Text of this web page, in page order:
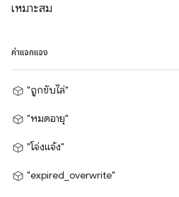
เหมาะสม
ค่าแจกแจง
"ถูกขับไล่"
"หมดอายุ"
"โจ่งแจ้ง"
"expired_overwrite"